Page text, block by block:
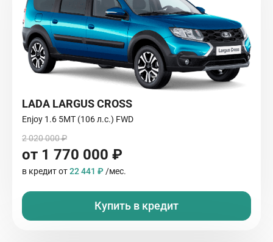
LADA LARGUS CROSS
Enjoy 1.6 5MT (106 л.с.) FWD
2 020 000 ₽
от 1 770 000 ₽
в кредит от22 441 ₽ /мес.
Купить в кредит